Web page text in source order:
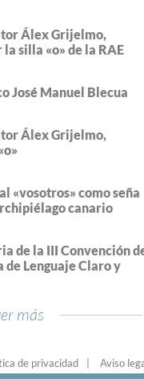
Álex Grijelmo,
silla «o» de la RAE
José Manuel Blecua
Álex Grijelmo,
«vosotros» como seña
canario
de la III Convención
de Lenguaje Claro y
más
de privacidad Aviso